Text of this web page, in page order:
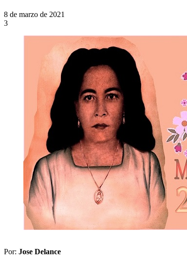
8 de marzo de 2021
3
Por: Jose Delance